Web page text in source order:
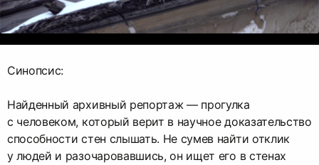
Синопсис:
Найденный архивный репортаж — прогулка
с человеком, который верит в научное доказательство
способности стен слышать. Не сумев найти отклик
у людей и разочаровавшись, он ищет его в стенах